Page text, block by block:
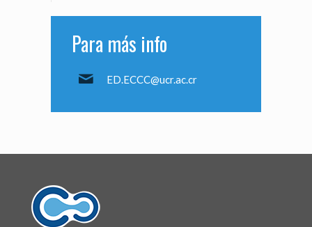
Para más info
ED.ECCC@ucr.ac.cr